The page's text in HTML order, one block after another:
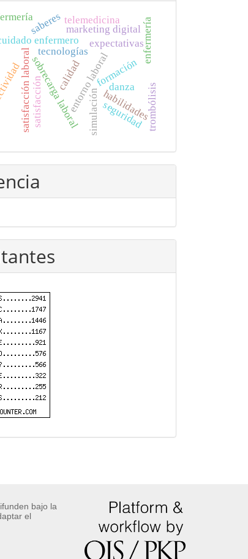
sobrecarga laboralentorno laboral
satisfacción laboral
enfermero
tecnologías
formación
simulación
expectativas
habilidades
calidad
satisfacción
enfermería
seguridadtrombólisis
marketing digital
telemedicina
danza
saberes
bajo la
el